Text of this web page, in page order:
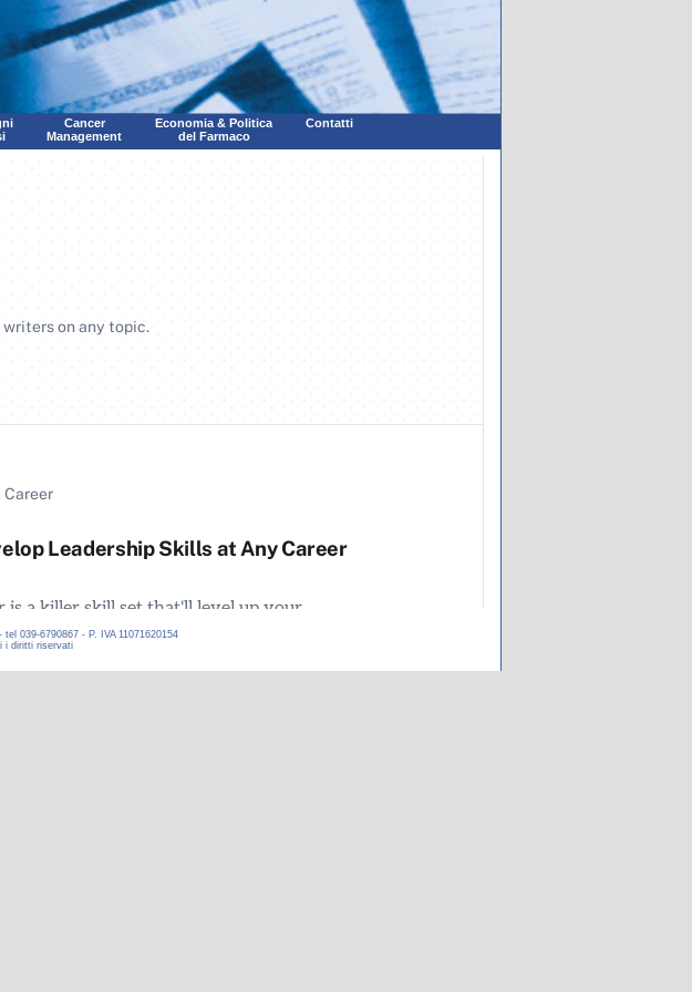
Cancer
Management
Economia & Politica
del Farmaco
Contatti
039-6790867 - P. IVA 11071620154
i diritti riservati